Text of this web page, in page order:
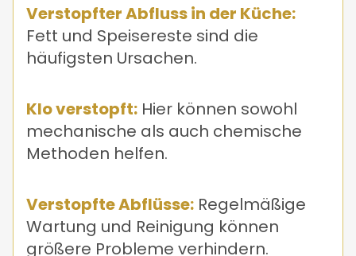
Verstopfter Abfluss in der Küche:
Fett und Speisereste sind die
häufigsten Ursachen.
Klo verstopft: Hier können sowohl
mechanische als auch chemische
Methoden helfen.
Verstopfte Abflüsse: Regelmäßige
Wartung und Reinigung können
größere Probleme verhindern.